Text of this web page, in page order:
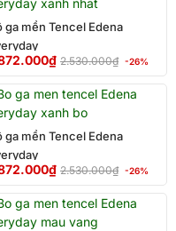
ga mền Tencel Edena
2.530.000₫
₫
là:
-26%
ga mền Tencel Edena
2.530.000₫
Giá
₫
Giá
là:
-26%
Giá
Giá